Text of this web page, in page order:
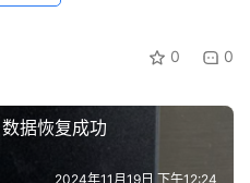
0 0
据恢复成功
2024年11月19日 下午12:24